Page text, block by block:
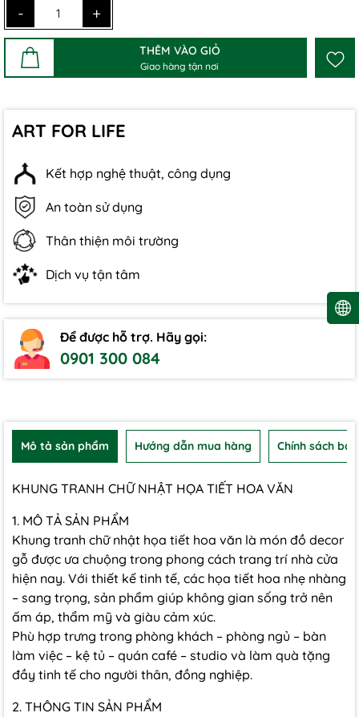
- +
THÊM VÀO GIỎ
Giao hàng tận nơi
ART FOR LIFE
Kết hợp nghệ thuật, công dụng
An toàn sử dụng
Thân thiện môi trường
Dịch vụ tận tâm
Để được hỗ trợ. Hãy gọi:
0901 300 084
Mô tả sản phẩm Hướng dẫn mua hàng Chính sách
KHUNG TRANH CHỮ NHẬT HỌA TIẾT HOA VĂN
1. MÔ TẢ SẢN PHẨM
Khung tranh chữ nhật họa tiết hoa văn là món đồ decor
gỗ được ưa chuộng trong phong cách trang trí nhà cửa
hiện nay. Với thiết kế tinh tế, các họa tiết hoa nhẹ nhàng
– sang trọng, sản phẩm giúp không gian sống trở nên
ấm áp, thẩm mỹ và giàu cảm xúc.
Phù hợp trưng trong phòng khách – phòng ngủ – bàn
làm việc – kệ tủ – quán café – studio và làm quà tặng
đầy tinh tế cho người thân, đồng nghiệp.
2. THÔNG TIN SẢN PHẨM